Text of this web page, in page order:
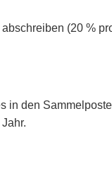
(20 %
in den